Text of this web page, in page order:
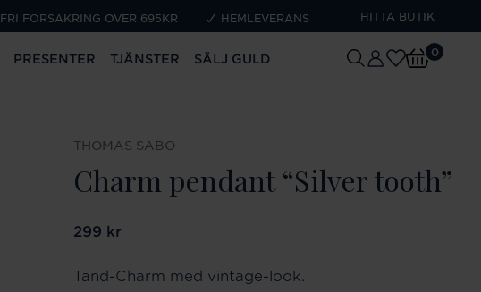
FRI FÖRSÄKRING ÖVER 695KR HEMLEVERANS HITTA BUTIK
PRESENTER TJÄNSTER SÄLJ GULD 0
THOMAS SABO
Charm pendant “Silver tooth”
Pris :299 kr
299 kr
Tand-Charm med vintage-look.